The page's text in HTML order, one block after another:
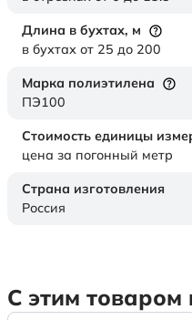
Длина в бухтах, м
в бухтах от 25 до 200
Марка полиэтилена
ПЭ100
Стоимость единицы
цена за погонный метр
Страна изготовления
Россия
С этим товаром